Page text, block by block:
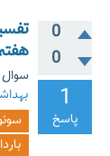
0
0
1
پاسخ
هفته 18